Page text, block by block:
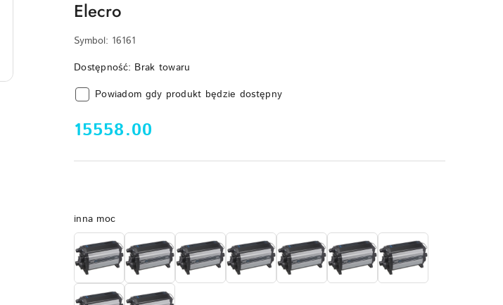
Elecro
Symbol: 16161
Dostępność: Brak towaru
Powiadom gdy produkt będzie dostępny
cena:
15558.00
Wariant
inna moc